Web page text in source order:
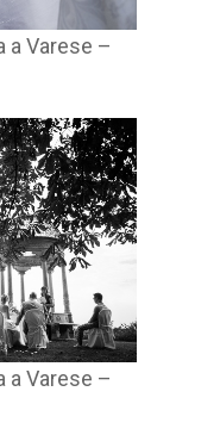
a Varese –
a Varese –